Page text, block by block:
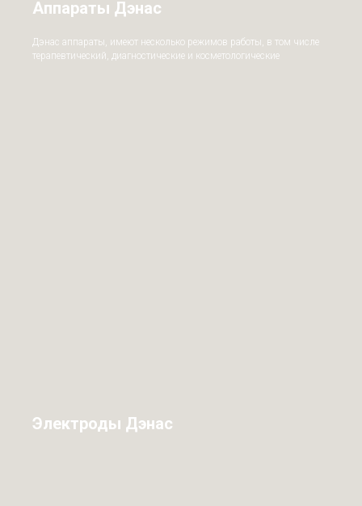
Аппараты Дэнас
Дэнас аппараты, имеют несколько режимов работы, в том числе
терапевтический, диагностические и косметологические
Электроды Дэнас